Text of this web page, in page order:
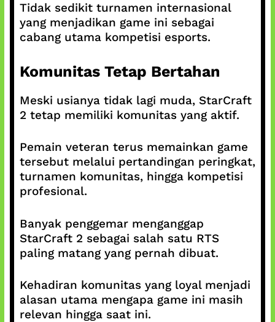
Tidak sedikit turnamen internasional
yang menjadikan game ini sebagai
cabang utama kompetisi esports.
Komunitas Tetap Bertahan
Meski usianya tidak lagi muda, StarCraft
2 tetap memiliki komunitas yang aktif.
Pemain veteran terus memainkan game
tersebut melalui pertandingan peringkat,
turnamen komunitas, hingga kompetisi
profesional.
Banyak penggemar menganggap
StarCraft 2 sebagai salah satu RTS
paling matang yang pernah dibuat.
Kehadiran komunitas yang loyal menjadi
alasan utama mengapa game ini masih
relevan hingga saat ini.